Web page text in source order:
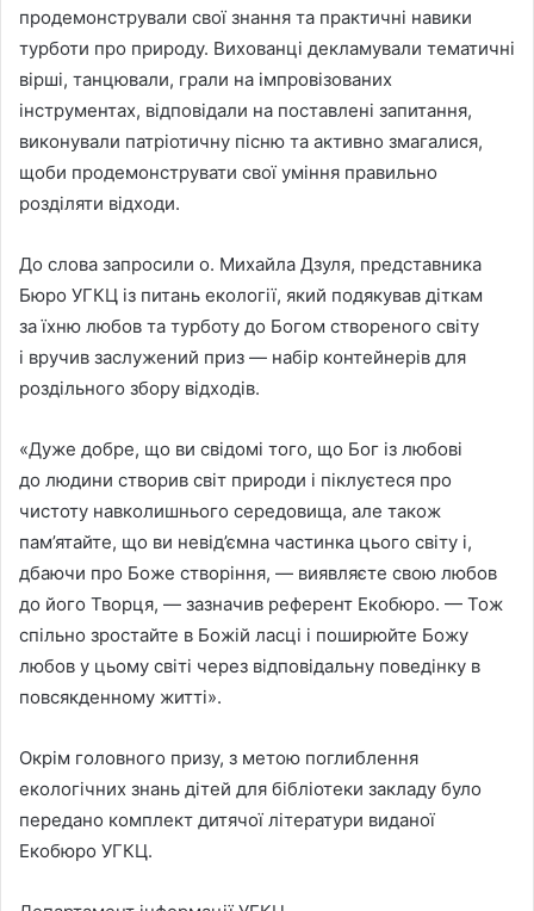
продемонстрували свої знання та практичні навики
турботи про природу. Вихованці декламували тематичні
вірші, танцювали, грали на імпровізованих
інструментах, відповідали на поставлені запитання,
виконували патріотичну пісню та активно змагалися,
щоби продемонструвати свої уміння правильно
розділяти відходи.
До слова запросили о. Михайла Дзуля, представника
Бюро УГКЦ із питань екології, який подякував діткам
за їхню любов та турботу до Богом створеного світу
і вручив заслужений приз — набір контейнерів для
роздільного збору відходів.
«Дуже добре, що ви свідомі того, що Бог із любові
до людини створив світ природи і піклуєтеся про
чистоту навколишнього середовища, але також
пам’ятайте, що ви невід’ємна частинка цього світу і,
дбаючи про Боже створіння, — виявляєте свою любов
до його Творця, — зазначив референт Екобюро. — Тож
спільно зростайте в Божій ласці і поширюйте Божу
любов у цьому світі через відповідальну поведінку в
повсякденному житті».
Окрім головного призу, з метою поглиблення
екологічних знань дітей для бібліотеки закладу було
передано комплект дитячої літератури виданої
Екобюро УГКЦ.